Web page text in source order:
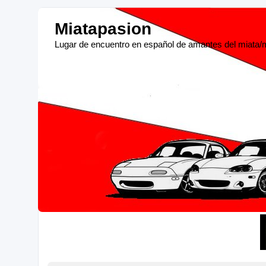
Miatapasion
Lugar de encuentro en español de amantes del miata/